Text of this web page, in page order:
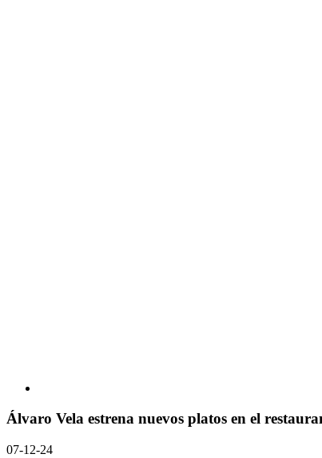
Álvaro Vela estrena nuevos platos en el
07-12-24